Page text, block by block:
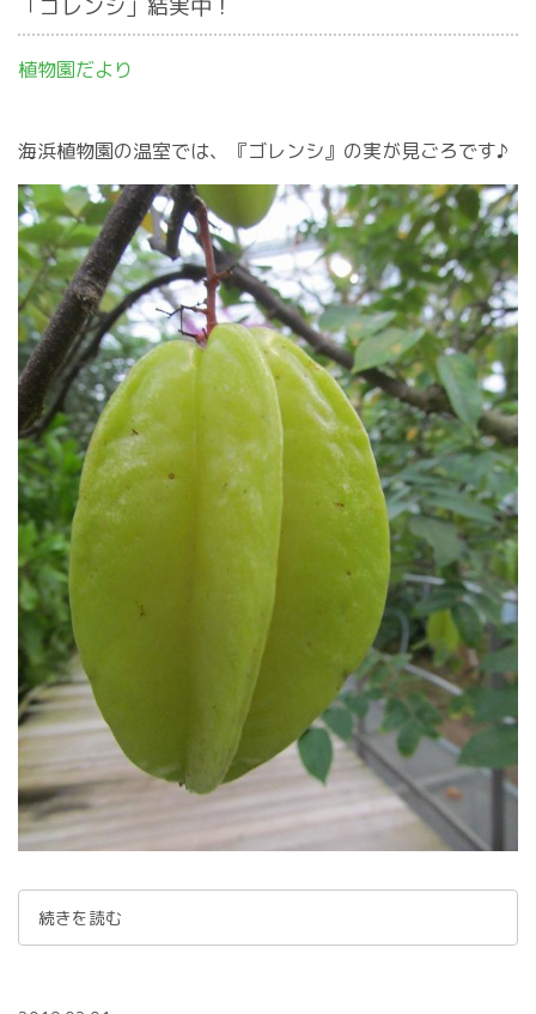
「ゴレンシ」結実中！
植物園だより
海浜植物園の温室では、『ゴレンシ』の実が見ごろです♪
続きを読む